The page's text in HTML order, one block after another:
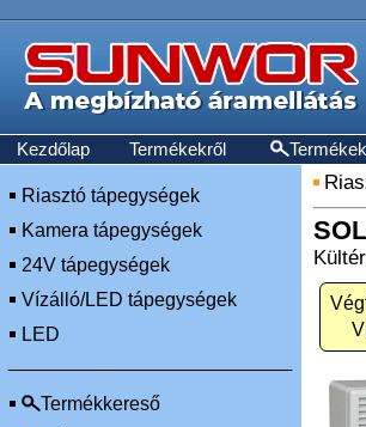
Kezdőlap Termékekről Termékek
Riasztó tápegységek
Kamera tápegységek
24V tápegységek
Vízálló/LED tápegységek
LED
Termékkereső